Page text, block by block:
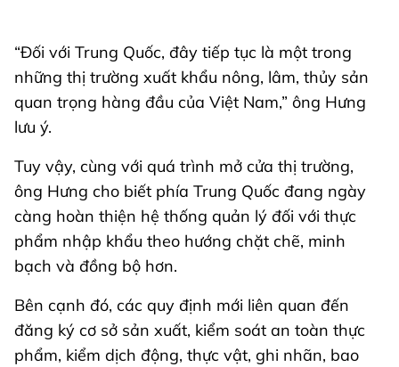
“Đối với Trung Quốc, đây tiếp tục là một trong
những thị trường xuất khẩu nông, lâm, thủy sản
quan trọng hàng đầu của Việt Nam,” ông Hưng
lưu ý.
Tuy vậy, cùng với quá trình mở cửa thị trường,
ông Hưng cho biết phía Trung Quốc đang ngày
càng hoàn thiện hệ thống quản lý đối với thực
phẩm nhập khẩu theo hướng chặt chẽ, minh
bạch và đồng bộ hơn.
Bên cạnh đó, các quy định mới liên quan đến
đăng ký cơ sở sản xuất, kiểm soát an toàn thực
phẩm, kiểm dịch động, thực vật, ghi nhãn, bao